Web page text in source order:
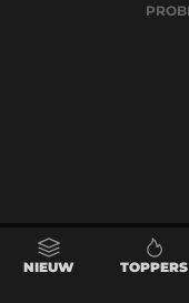
NIEUW TOPPERS